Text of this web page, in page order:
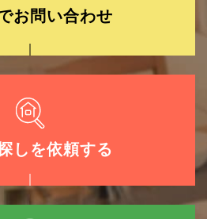
お問い合わせ
しを依頼する